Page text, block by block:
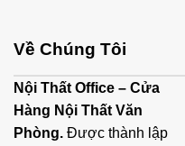
Về Chúng Tôi
Nội Thất Office – Cửa
Hàng Nội Thất Văn
Phòng. Được thành lập